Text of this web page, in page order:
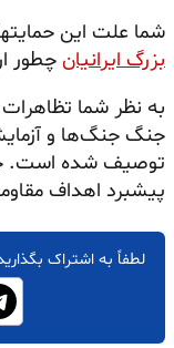
شما علت این
بزرگ ایرانیان چطور
به نظر شما
جنگ جنگ‌ها و
توصیف شده است. چه
پیشبرد اهداف
لطفاً به اشتراک